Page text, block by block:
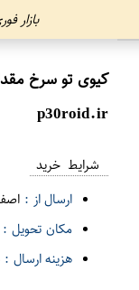
بازار
کیوی تو سرخ مقدار 1000
p30roid.ir
شرایط خرید
ارسال از :
مکان تحویل :
هزینه ارسال :